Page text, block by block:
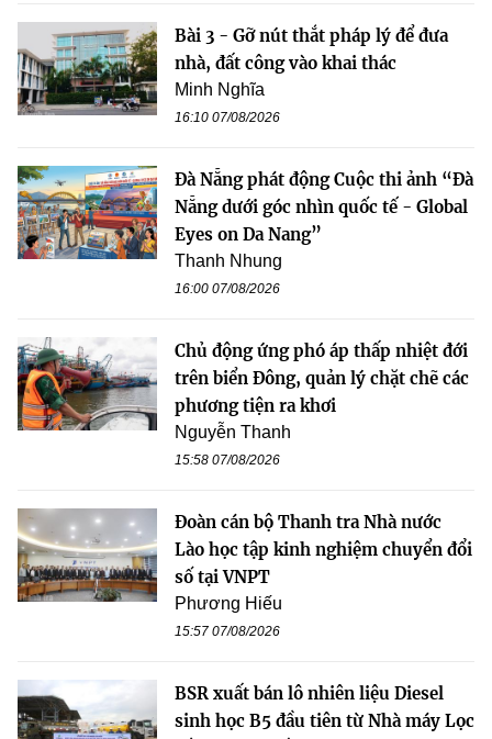
Bài 3 - Gỡ nút thắt pháp lý để đưa
nhà, đất công vào khai thác
Minh Nghĩa
16:10 07/08/2026
Đà Nẵng phát động Cuộc thi ảnh “Đà
Nẵng dưới góc nhìn quốc tế - Global
Eyes on Da Nang”
Thanh Nhung
16:00 07/08/2026
Chủ động ứng phó áp thấp nhiệt đới
trên biển Đông, quản lý chặt chẽ các
phương tiện ra khơi
Nguyễn Thanh
15:58 07/08/2026
Đoàn cán bộ Thanh tra Nhà nước
Lào học tập kinh nghiệm chuyển đổi
số tại VNPT
Phương Hiếu
15:57 07/08/2026
BSR xuất bán lô nhiên liệu Diesel
sinh học B5 đầu tiên từ Nhà máy Lọc